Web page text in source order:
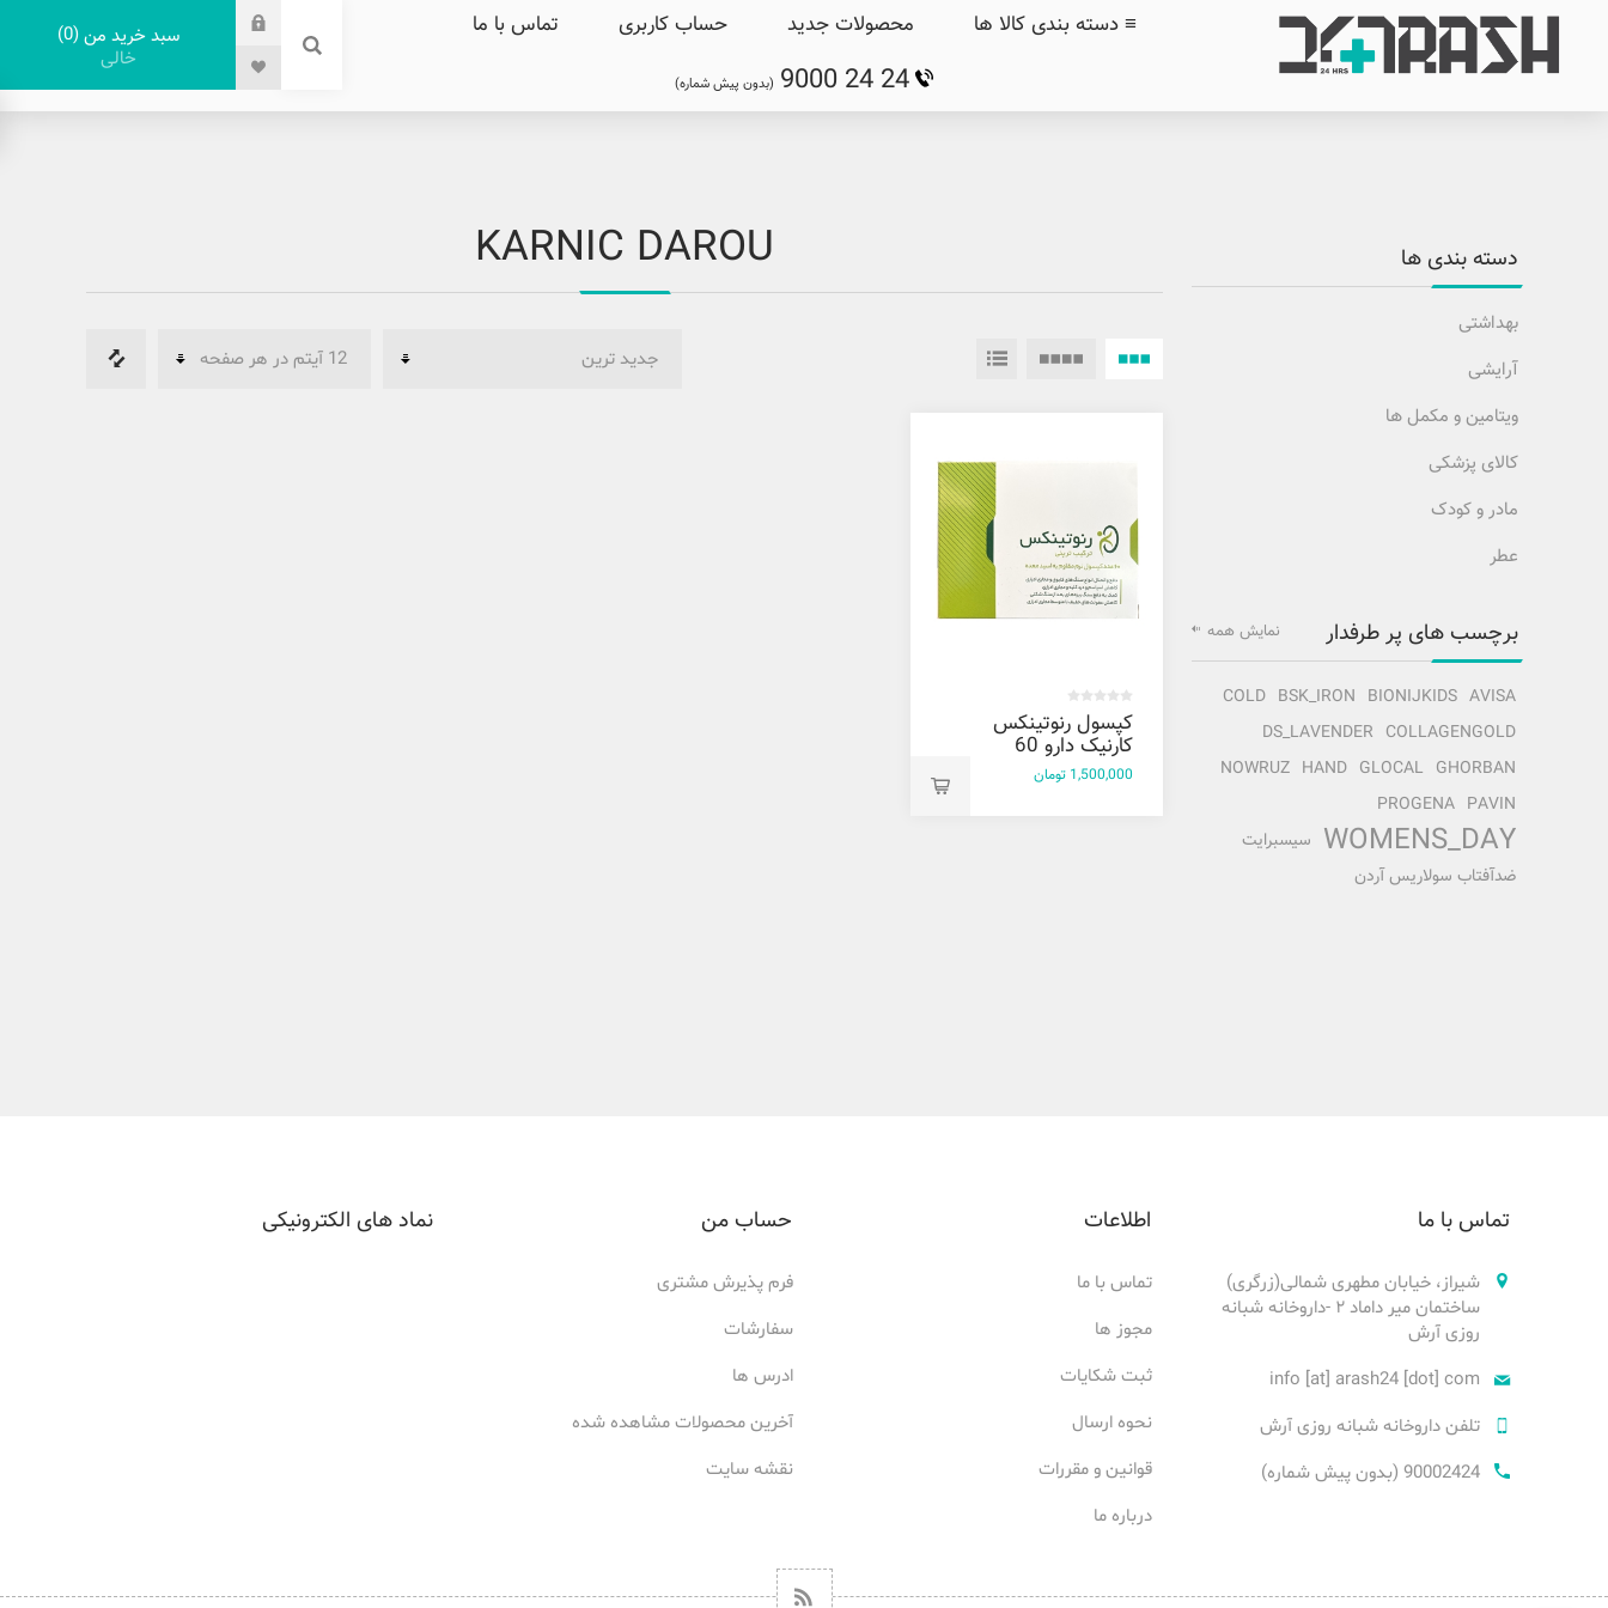
≡ دسته بندی کالا ها محصولات جدید حساب کاربری تماس با ما
9000 24 24 (بدون پیش شماره)
سبد خرید من 0
خالی
KARNIC DAROU
کپسول رنوتینکس
کارنیک دارو 60
عددی
1,500,000 تومان
دسته بندی ها
بهداشتی
آرایشی
ویتامین و مکمل ها
کالای پزشکی
مادر و کودک
عطر
برچسب های پر طرفدار
AVISA
BIONIJKIDS
BSK_IRON
COLD
COLLAGENGOLD
DS_LAVENDER
GHORBAN
GLOCAL
HAND
NOWRUZ
PAVIN
PROGENA
WOMENS_DAY سیسبرایت
ضدآفتاب سولاریس آردن
نمایش همه
تماس با ما
شیراز، خیابان مطهری شمالی(زرگری)
ساختمان میر داماد ۲ -داروخانه شبانه
روزی آرش
info [at] arash24 [dot] com
تلفن داروخانه شبانه روزی آرش
90002424 (بدون پیش شماره)
اطلاعات
تماس با ما
مجوز ها
ثبت شکایات
نحوه ارسال
قوانین و مقررات
درباره ما
حساب من
فرم پذیرش مشتری
سفارشات
ادرس ها
آخرین محصولات مشاهده شده
نقشه سایت
نماد های الکترونیکی